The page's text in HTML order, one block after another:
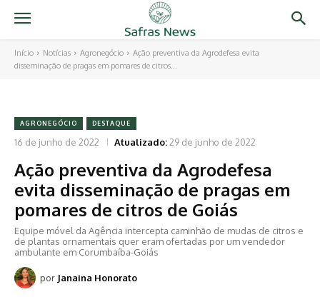
Início Notícias Agronegócio
Ação preventiva da Agrodefesa evita
disseminação de pragas em pomares de citros...
AGRONEGÓCIO DESTAQUE
16 de junho de 2022 Atualizado:29 de junho de 2022
Ação preventiva da Agrodefesa
evita disseminação de pragas em
pomares de citros de Goiás
Equipe móvel da Agência intercepta caminhão de mudas de citros e
de plantas ornamentais quer eram ofertadas por um vendedor
ambulante em Corumbaíba-Goiás
por Janaina Honorato